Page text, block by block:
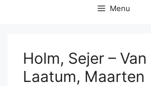
Menu
Holm, Sejer – Van
Laatum, Maarten